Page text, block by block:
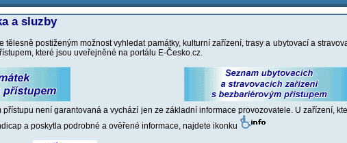
a sluzby
tělesně postiženým možnost vyhledat památky, kulturní zařízení, trasy a ubytovací a
které jsou uveřejněné na portálu E-Česko.cz.
přístupu není garantovaná a vychází jen ze základní informace provozovatele. U zařízení,
a poskytla podrobné a ověřené informace, najdete ikonku